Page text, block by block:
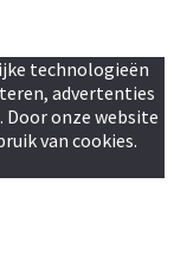
technologieën
advertenties
Door onze website
van cookies.